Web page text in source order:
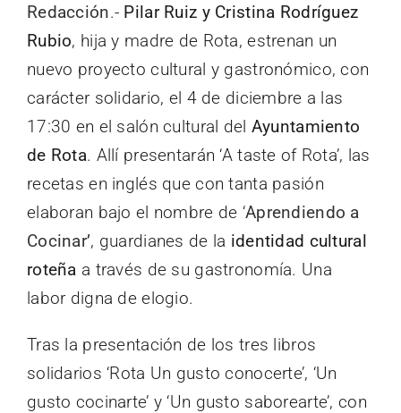
Redacción.- Pilar Ruiz y Cristina Rodríguez
Rubio, hija y madre de Rota, estrenan un
nuevo proyecto cultural y gastronómico, con
carácter solidario, el 4 de diciembre a las
17:30 en el salón cultural del Ayuntamiento
de Rota. Allí presentarán ‘A taste of Rota’, las
recetas en inglés que con tanta pasión
elaboran bajo el nombre de ‘Aprendiendo a
Cocinar’, guardianes de la identidad cultural
roteña a través de su gastronomía. Una
labor digna de elogio.
Tras la presentación de los tres libros
solidarios ‘Rota Un gusto conocerte’, ‘Un
gusto cocinarte’ y ‘Un gusto saborearte’, con